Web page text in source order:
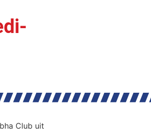
Club uit